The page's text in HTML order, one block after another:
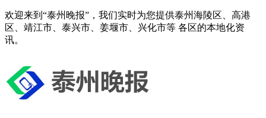
欢迎来到“泰州晚报”，我们实时为您提供泰州海陵区、高港
区、靖江市、泰兴市、姜堰市、兴化市等 各区的本地化资
讯。